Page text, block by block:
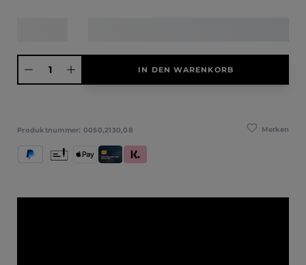
Produkt Anzahl: Gib den gewünschten Wert ein oder benutze die
IN DEN WARENKORB
Merken
Produktnummer: 0050,2130,08
PayPal Apple PayKredit- und Debitkarte
Klarna (Rechnung / Ratenkauf / Sofort)
Vorkasse